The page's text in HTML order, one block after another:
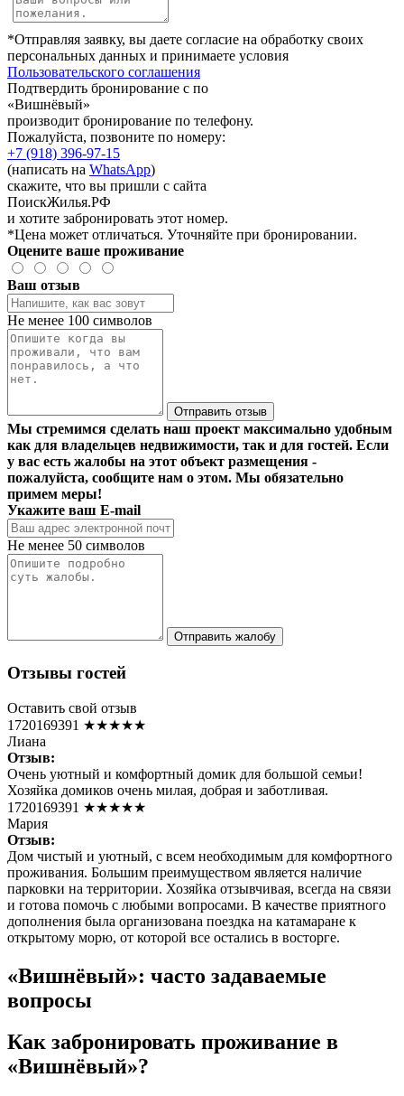
*Отправляя заявку, вы даете согласие на обработку своих
персональных данных и принимаете условия
Пользовательского соглашения
Подтвердить бронирование с по
«Вишнёвый»
производит бронирование по телефону.
Пожалуйста, позвоните по номеру:
+7 (918) 396-97-15
(написать на WhatsApp)
скажите, что вы пришли с сайта
ПоискЖилья.РФ
и хотите забронировать этот номер.
*Цена может отличаться. Уточняйте при бронировании.
Оцените ваше проживание
Ваш отзыв
Не менее 100 символов
Отправить отзыв
Мы стремимся сделать наш проект максимально удобным
как для владельцев недвижимости, так и для гостей. Если
у вас есть жалобы на этот объект размещения -
пожалуйста, сообщите нам о этом. Мы обязательно
примем меры!
Укажите ваш E-mail
Не менее 50 символов
Отправить жалобу
Отзывы гостей
Оставить свой отзыв
1720169391 ★★★★★
Лиана
Отзыв:
Очень уютный и комфортный домик для большой семьи!
Хозяйка домиков очень милая, добрая и заботливая.
1720169391 ★★★★★
Мария
Отзыв:
Дом чистый и уютный, с всем необходимым для комфортного
проживания. Большим преимуществом является наличие
парковки на территории. Хозяйка отзывчивая, всегда на связи
и готова помочь с любыми вопросами. В качестве приятного
дополнения была организована поездка на катамаране к
открытому морю, от которой все остались в восторге.
«Вишнёвый»: часто задаваемые
вопросы
Как забронировать проживание в
«Вишнёвый»?